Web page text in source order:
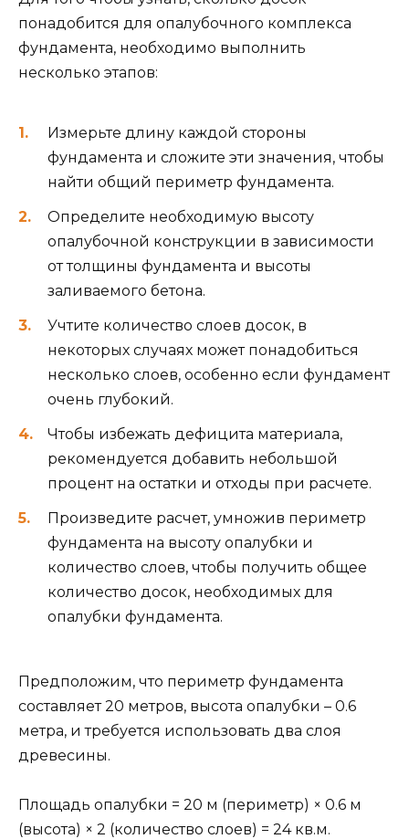
понадобится для опалубочного комплекса
фундамента, необходимо выполнить
несколько этапов:
Измерьте длину каждой стороны
фундамента и сложите эти значения, чтобы
найти общий периметр фундамента.
Определите необходимую высоту
опалубочной конструкции в зависимости
от толщины фундамента и высоты
заливаемого бетона.
Учтите количество слоев досок, в
некоторых случаях может понадобиться
несколько слоев, особенно если фундамент
очень глубокий.
Чтобы избежать дефицита материала,
рекомендуется добавить небольшой
процент на остатки и отходы при расчете.
Произведите расчет, умножив периметр
фундамента на высоту опалубки и
количество слоев, чтобы получить общее
количество досок, необходимых для
опалубки фундамента.
Предположим, что периметр фундамента
составляет 20 метров, высота опалубки – 0.6
метра, и требуется использовать два слоя
древесины.
Площадь опалубки = 20 м (периметр) × 0.6 м
(высота) × 2 (количество слоев) = 24 кв.м.